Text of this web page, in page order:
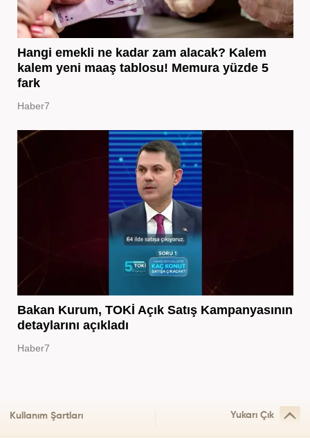
Hangi emekli ne kadar zam alacak? Kalem
kalem yeni maaş tablosu! Memura yüzde 5
fark
Haber7
Bakan Kurum, TOKİ Açık Satış Kampanyasının
detaylarını açıkladı
Haber7
Kullanım Şartları Yukarı Çık